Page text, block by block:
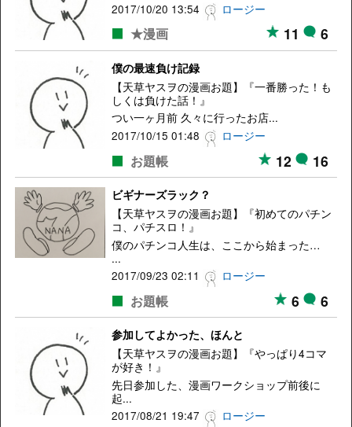
2017/10/20 13:54
ロージー
★漫画 11 6
僕の最速負け記録
【天草ヤスヲの漫画お題】『一番勝った！も
しくは負けた話！』
つい一ヶ月前 久々に行ったお店...
2017/10/15 01:48
ロージー
お題帳 12 16
ビギナーズラック？
【天草ヤスヲの漫画お題】『初めてのパチン
コ、パチスロ！』
僕のパチンコ人生は、ここから始まった…
...
2017/09/23 02:11
ロージー
お題帳 6 6
参加してよかった、ほんと
【天草ヤスヲの漫画お題】『やっぱり4コマ
が好き！』
先日参加した、漫画ワークショップ前後に
起...
2017/08/21 19:47
ロージー